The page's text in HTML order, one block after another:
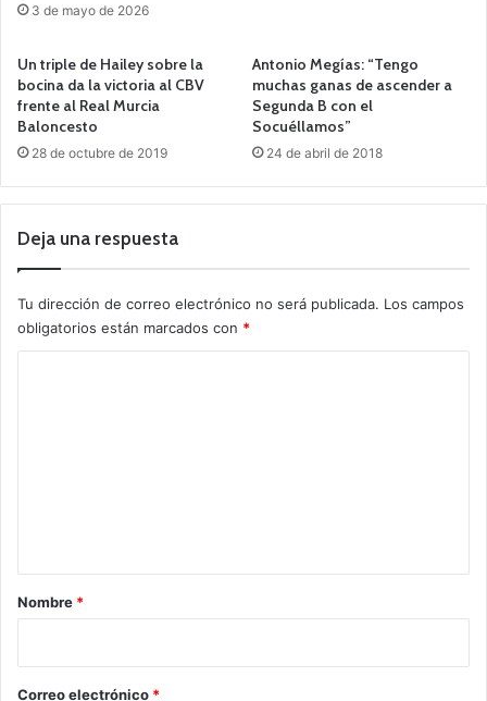
3 de mayo de 2026
Un triple de Hailey sobre la
bocina da la victoria al CBV
frente al Real Murcia
Baloncesto
28 de octubre de 2019
Antonio Megías: “Tengo
muchas ganas de ascender a
Segunda B con el
Socuéllamos”
24 de abril de 2018
Deja una respuesta
Tu dirección de correo electrónico no será publicada. Los campos
obligatorios están marcados con *
r
*
Nombre *
Correo electrónico *